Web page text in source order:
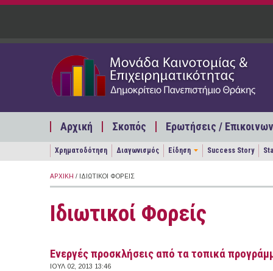
Παράκαμψη προς το κυρίως περιεχόμενο
Αρχική Σκοπός Ερωτήσεις /
Χρηματοδότηση Διαγωνισμός Είδηση Success Story
ΑΡΧΙΚΉ / ΙΔΙΩΤΙΚΟΊ ΦΟΡΕΊΣ
Ιδιωτικοί Φορείς
Ενεργές προσκλήσεις από τα τοπικά
ΙΟΥΛ 02, 2013 13:46